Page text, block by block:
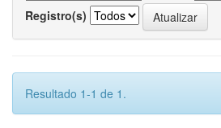
Registro(s)
Resultado 1-1 de 1.